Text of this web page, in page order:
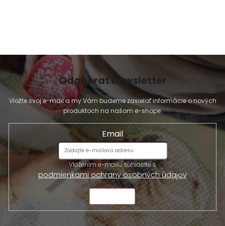
Odoberať newsletter
Vložte svoj e-mail a my Vám budeme zasielať informácie o nových
produktoch na našom e-shope.
Email
Vložením e-mailu súhlasíte s
podmienkami ochrany osobných údajov